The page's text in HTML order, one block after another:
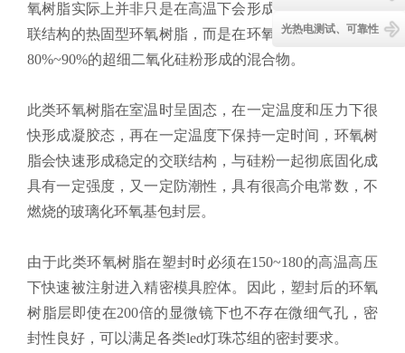
氧树脂实际上并非只是在高温下会形成稳定，不可逆交
联结构的热固型环氧树脂，而是在环氧树脂中还加入了
80%~90%的超细二氧化硅粉形成的混合物。
此类环氧树脂在室温时呈固态，在一定温度和压力下很
快形成凝胶态，再在一定温度下保持一定时间，环氧树
脂会快速形成稳定的交联结构，与硅粉一起彻底固化成
具有一定强度，又一定防潮性，具有很高介电常数，不
燃烧的玻璃化环氧基包封层。
由于此类环氧树脂在塑封时必须在150~180的高温高压
下快速被注射进入精密模具腔体。因此，塑封后的环氧
树脂层即使在200倍的显微镜下也不存在微细气孔，密
封性良好，可以满足各类led灯珠芯组的密封要求。
光热电测试、可靠性